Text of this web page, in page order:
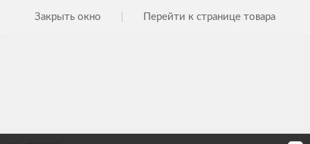
Закрыть окно Перейти к странице товара